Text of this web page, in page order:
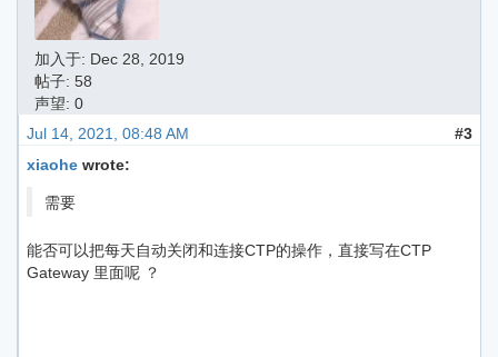
加入于: Dec 28, 2019
帖子: 58
声望: 0
Jul 14, 2021, 08:48 AM
#3
xiaohe wrote:
需要
能否可以把每天自动关闭和连接CTP的操作，直接写在CTP
Gateway 里面呢 ？